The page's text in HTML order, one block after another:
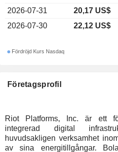
Företagsprofil
Riot Platforms, Inc. är ett
integrerad digital
huvudsakligen verksamhet
av sina energitillgångar.
2026-07-31
20,17 US$
2026-07-30
22,12 US$
Fördröjd Kurs Nasdaq